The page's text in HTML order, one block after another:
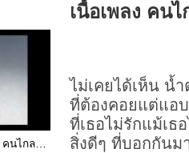
Khon Glai Glai - Jennifer คนไกลๆ เจนนิเฟอร์ คิ้ม (Eng Sub)
เนื้อเพลง คนไ
ไม่เคยได้เห็น น้
ที่ต้องคอยแต่แอบ
ที่เธอไม่รักแม้เธ
สิ่งดีๆ ที่บอกกันม